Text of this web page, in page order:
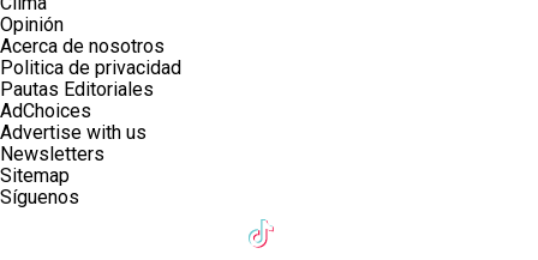
Opinión
Acerca de nosotros
Politica de privacidad
Pautas Editoriales
AdChoices
Advertise with us
Newsletters
Sitemap
Síguenos